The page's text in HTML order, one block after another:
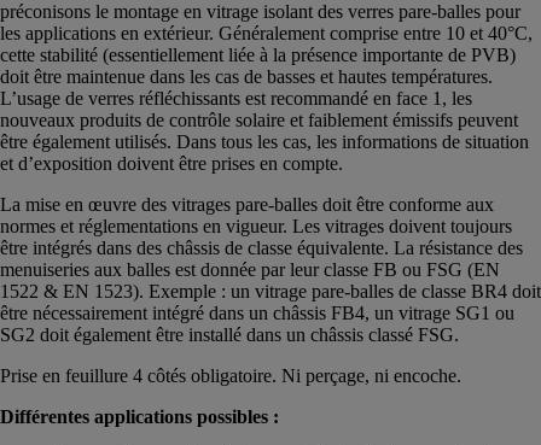
préconisons le montage en vitrage isolant des verres pare-balles pour
les applications en extérieur. Généralement comprise entre 10 et 40°C,
cette stabilité (essentiellement liée à la présence importante de PVB)
doit être maintenue dans les cas de basses et hautes températures.
L’usage de verres réfléchissants est recommandé en face 1, les
nouveaux produits de contrôle solaire et faiblement émissifs peuvent
être également utilisés. Dans tous les cas, les informations de situation
et d’exposition doivent être prises en compte.
La mise en œuvre des vitrages pare-balles doit être conforme aux
normes et réglementations en vigueur. Les vitrages doivent toujours
être intégrés dans des châssis de classe équivalente. La résistance des
menuiseries aux balles est donnée par leur classe FB ou FSG (EN
1522 & EN 1523). Exemple : un vitrage pare-balles de classe BR4 doit
être nécessairement intégré dans un châssis FB4, un vitrage SG1 ou
SG2 doit également être installé dans un châssis classé FSG.
Prise en feuillure 4 côtés obligatoire. Ni perçage, ni encoche.
Différentes applications possibles :